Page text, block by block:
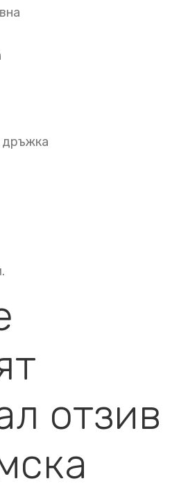
дръжка
отзив